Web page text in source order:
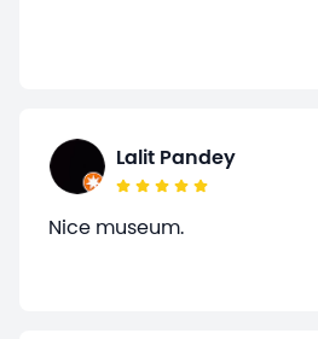
Lalit Pandey
Nice museum.